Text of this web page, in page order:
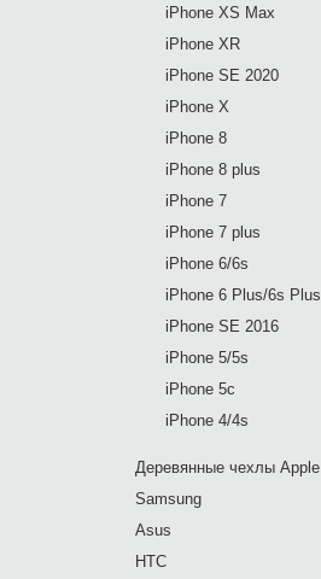
iPhone XS Max
iPhone XR
iPhone SE 2020
iPhone X
iPhone 8
iPhone 8 plus
iPhone 7
iPhone 7 plus
iPhone 6/6s
iPhone 6 Plus/6s Plus
iPhone SE 2016
iPhone 5/5s
iPhone 5c
iPhone 4/4s
Деревянные чехлы Apple
Samsung
Asus
HTC